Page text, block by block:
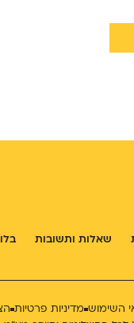
שאלות ותשובות
השימוש מדיניות פרטיות